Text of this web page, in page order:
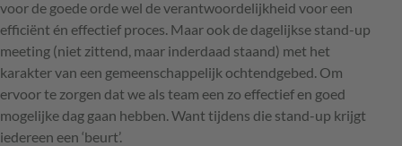
voor de goede orde wel de verantwoordelijkheid voor een
efficiënt én effectief proces. Maar ook de dagelijkse stand-up
meeting (niet zittend, maar inderdaad staand) met het
karakter van een gemeenschappelijk ochtendgebed. Om
ervoor te zorgen dat we als team een zo effectief en goed
mogelijke dag gaan hebben. Want tijdens die stand-up krijgt
iedereen een ‘beurt’.